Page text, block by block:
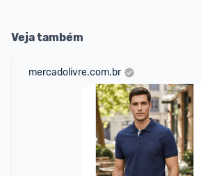
Veja também
mercadolivre.com.br